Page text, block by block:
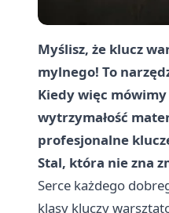
Myślisz, że klucz
mylnego! To
Kiedy więc
wytrzymałość
profesjonalne
Stal, która nie zna
Serce każdego
klasy kluczy